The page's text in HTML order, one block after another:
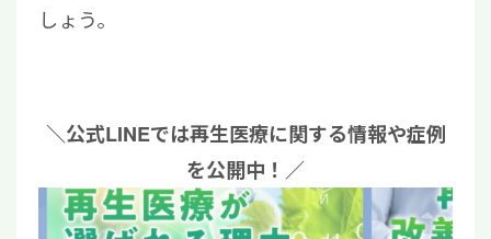
しょう。
＼公式LINEでは再生医療に関する情報や症例
を公開中！／